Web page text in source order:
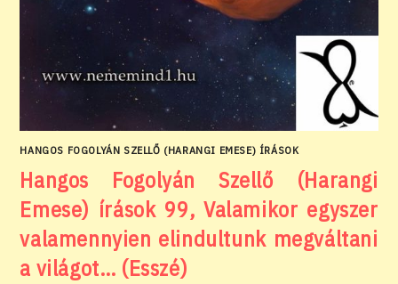
HANGOS FOGOLYÁN SZELLŐ (HARANGI EMESE) ÍRÁSOK
Hangos Fogolyán Szellő (Harangi
Emese) írások 99, Valamikor egyszer
valamennyien elindultunk megváltani
a világot… (Esszé)